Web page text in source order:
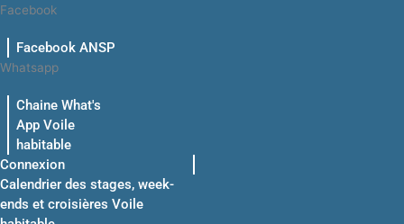
Aller
contenu
Facebook
Facebook ANSP
Whatsapp
Chaine What's
App Voile
habitable
Connexion
Calendrier des stages, week-
ends et croisières Voile